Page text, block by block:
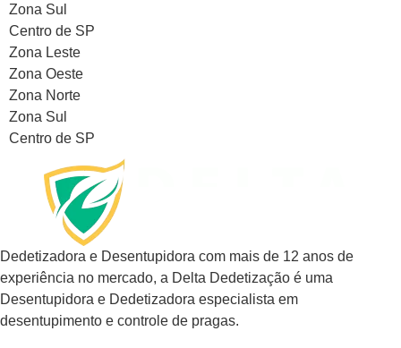
Zona Sul
Centro de SP
Zona Leste
Zona Oeste
Zona Norte
Zona Sul
Centro de SP
Dedetizadora e Desentupidora com mais de 12 anos de
experiência no mercado, a Delta Dedetização é uma
Desentupidora e Dedetizadora especialista em
desentupimento e controle de pragas.